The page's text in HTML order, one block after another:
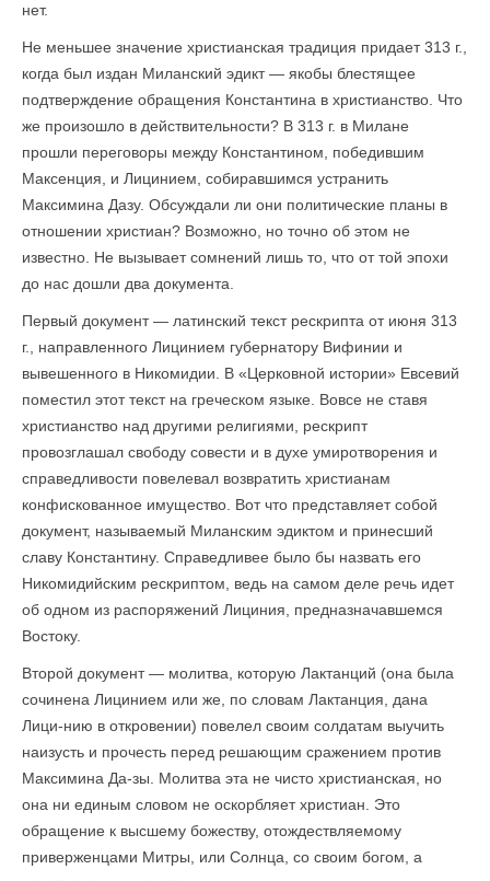
нет.
Не меньшее значение христианская традиция придает 313 г.,
когда был издан Миланский эдикт — якобы блестящее
подтверждение обращения Константина в христианство. Что
же произошло в действительности? В 313 г. в Милане
прошли переговоры между Константином, победившим
Максенция, и Лицинием, собиравшимся устранить
Максимина Дазу. Обсуждали ли они политические планы в
отношении христиан? Возможно, но точно об этом не
известно. Не вызывает сомнений лишь то, что от той эпохи
до нас дошли два документа.
Первый документ — латинский текст рескрипта от июня 313
г., направленного Лицинием губернатору Вифинии и
вывешенного в Никомидии. В «Церковной истории» Евсевий
поместил этот текст на греческом языке. Вовсе не ставя
христианство над другими религиями, рескрипт
провозглашал свободу совести и в духе умиротворения и
справедливости повелевал возвратить христианам
конфискованное имущество. Вот что представляет собой
документ, называемый Миланским эдиктом и принесший
славу Константину. Справедливее было бы назвать его
Никомидийским рескриптом, ведь на самом деле речь идет
об одном из распоряжений Лициния, предназначавшемся
Востоку.
Второй документ — молитва, которую Лактанций (она была
сочинена Лицинием или же, по словам Лактанция, дана
Лици-нию в откровении) повелел своим солдатам выучить
наизусть и прочесть перед решающим сражением против
Максимина Да-зы. Молитва эта не чисто христианская, но
она ни единым словом не оскорбляет христиан. Это
обращение к высшему божеству, отождествляемому
приверженцами Митры, или Солнца, со своим богом, а